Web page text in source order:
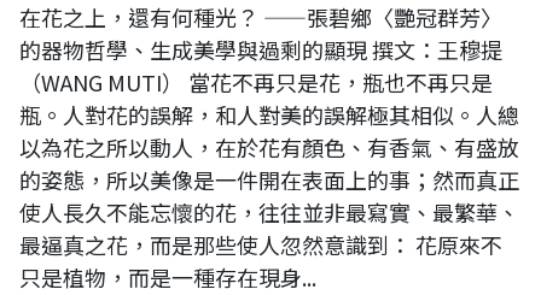
在花之上，還有何種光？ ——張碧鄉〈艷冠群芳〉
的器物哲學、生成美學與過剩的顯現 撰文：王穆提
（WANG MUTI） 當花不再只是花，瓶也不再只是
瓶。人對花的誤解，和人對美的誤解極其相似。人總
以為花之所以動人，在於花有顏色、有香氣、有盛放
的姿態，所以美像是一件開在表面上的事；然而真正
使人長久不能忘懷的花，往往並非最寫實、最繁華、
最逼真之花，而是那些使人忽然意識到： 花原來不
只是植物，而是一種存在現身...